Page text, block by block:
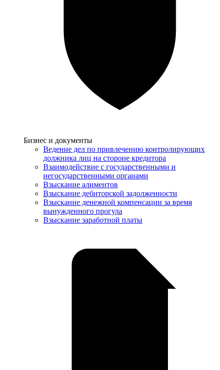
Услуги
Бизнес и документы
Ведение дел по привлечению контролирующих
должника лиц на стороне кредитора
Взаимодействие с государственными и
негосударственными органами
Взыскание алиментов
Взыскание дебиторской задолженности
Взыскание денежной компенсации за время
вынужденного прогула
Взыскание заработной платы